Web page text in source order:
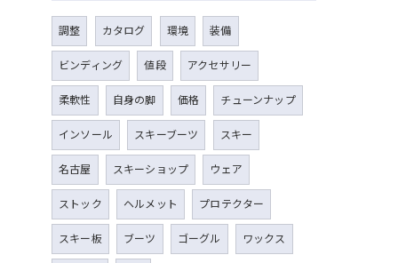
調整 カタログ 環境
装備
ビンディング
値段
アクセサリー
柔軟性
自身の脚 価格
チューンナップ
インソール
スキーブーツ
スキー
名古屋
スキーショップ
ウェア
ストック
ヘルメット
プロテクター
スキー板
ブーツ ゴーグル
ワックス